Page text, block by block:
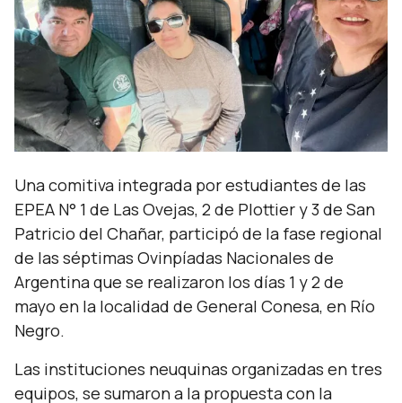
Una comitiva integrada por estudiantes de las
EPEA N° 1 de Las Ovejas, 2 de Plottier y 3 de San
Patricio del Chañar, participó de la fase regional
de las séptimas Ovinpíadas Nacionales de
Argentina que se realizaron los días 1 y 2 de
mayo en la localidad de General Conesa, en Río
Negro.
Las instituciones neuquinas organizadas en tres
equipos, se sumaron a la propuesta con la